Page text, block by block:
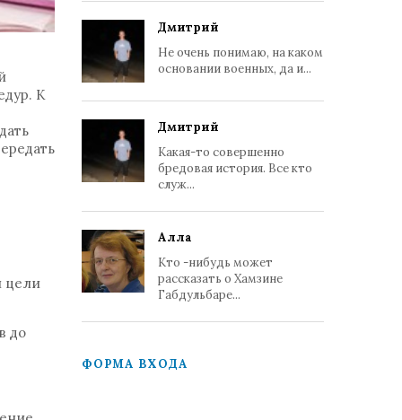
К
цели
до
Дмитрий
Не очень понимаю, на каком
основании военных, да и...
Дмитрий
Какая-то совершенно
бредовая история. Все кто
служ...
Алла
Кто -нибудь может
рассказать о Хамзине
Габдульбаре...
ФОРМА ВХОДА